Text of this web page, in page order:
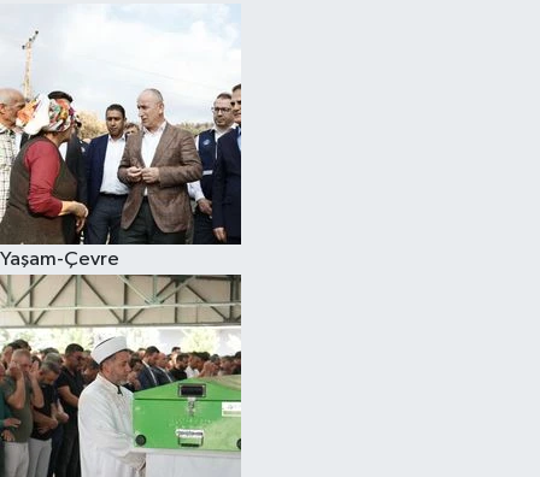
Yaşam-Çevre
Kültür Sanat
Sağlık
Siyaset
Teknoloji
Televizyon
Yaşam-Çevre